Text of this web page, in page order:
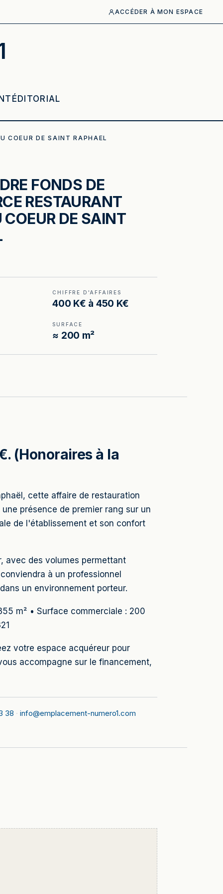
ACCÉDER À MON ESPACE
ÉDITORIAL
COEUR DE SAINT RAPHAEL
FONDS DE
RESTAURANT
COEUR DE SAINT
CHIFFRE D'AFFAIRES
400 K€ à 450 K€
SURFACE
≈ 200 m²
(Honoraires à la
cette affaire de restauration
présence de premier rang sur un
de l'établissement et son confort
avec des volumes permettant
à un professionnel
un environnement porteur.
m² • Surface commerciale : 200
votre espace acquéreur pour
accompagne sur le financement,
38 · info@emplacement-numero1.com